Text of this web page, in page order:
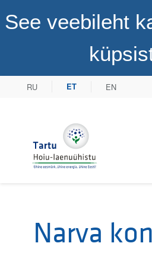
See veebileht
RU ET EN
Tartu Hoiu-
Narva